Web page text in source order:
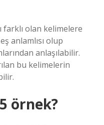
farklı olan kelimelere
anlamlısı olup
anlaşılabilir.
bu kelimelerin
örnek?